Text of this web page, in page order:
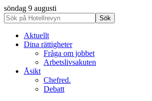
söndag 9 augusti
Aktuellt
Dina rättigheter
Fråga om jobbet
Arbetslivsakuten
Åsikt
Chefred.
Debatt